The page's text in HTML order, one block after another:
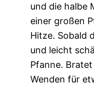
und die halbe
einer großen
Hitze. Sobald
und leicht
Pfanne.
Wenden für